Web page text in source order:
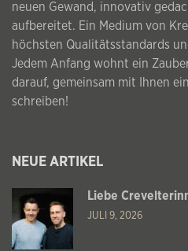
neuen Gewand, innovativ
aufbereitet. Ein Medium von
höchsten Qualitätsstandards
Jedem Anfang wohnt ein
darauf, gemeinsam mit Ihnen
schreiben!
NEUE ARTIKEL
Liebe
JULI 9, 2026